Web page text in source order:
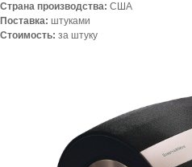
Страна производства: США
Поставка: штуками
Стоимость: за штуку